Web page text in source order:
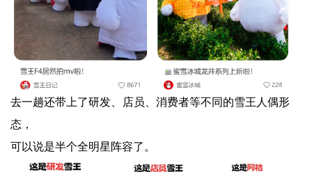
去一趟还带上了研发、店员、消费者等不同的雪王人偶形
态，
可以说是半个全明星阵容了。